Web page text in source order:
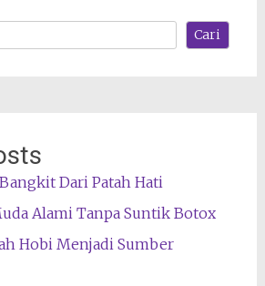
Cari
Dari Patah Hati
Alami Tanpa Suntik Botox
Hobi Menjadi Sumber